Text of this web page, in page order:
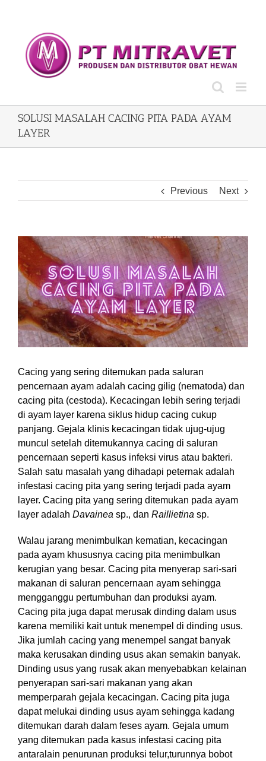
SOLUSI MASALAH CACING PITA PADA AYAM
LAYER
Previous Next
View
Larger
Image
Cacing yang sering ditemukan pada saluran
pencernaan ayam adalah cacing gilig (nematoda) dan
cacing pita (cestoda). Kecacingan lebih sering terjadi
di ayam layer karena siklus hidup cacing cukup
panjang. Gejala klinis kecacingan tidak ujug-ujug
muncul setelah ditemukannya cacing di saluran
pencernaan seperti kasus infeksi virus atau bakteri.
Salah satu masalah yang dihadapi peternak adalah
infestasi cacing pita yang sering terjadi pada ayam
layer. Cacing pita yang sering ditemukan pada ayam
layer adalah Davainea sp., dan Raillietina sp.
Walau jarang menimbulkan kematian, kecacingan
pada ayam khususnya cacing pita menimbulkan
kerugian yang besar. Cacing pita menyerap sari-sari
makanan di saluran pencernaan ayam sehingga
mengganggu pertumbuhan dan produksi ayam.
Cacing pita juga dapat merusak dinding dalam usus
karena memiliki kait untuk menempel di dinding usus.
Jika jumlah cacing yang menempel sangat banyak
maka kerusakan dinding usus akan semakin banyak.
Dinding usus yang rusak akan menyebabkan kelainan
penyerapan sari-sari makanan yang akan
memperparah gejala kecacingan. Cacing pita juga
dapat melukai dinding usus ayam sehingga kadang
ditemukan darah dalam feses ayam. Gejala umum
yang ditemukan pada kasus infestasi cacing pita
antaralain penurunan produksi telur,turunnya bobot